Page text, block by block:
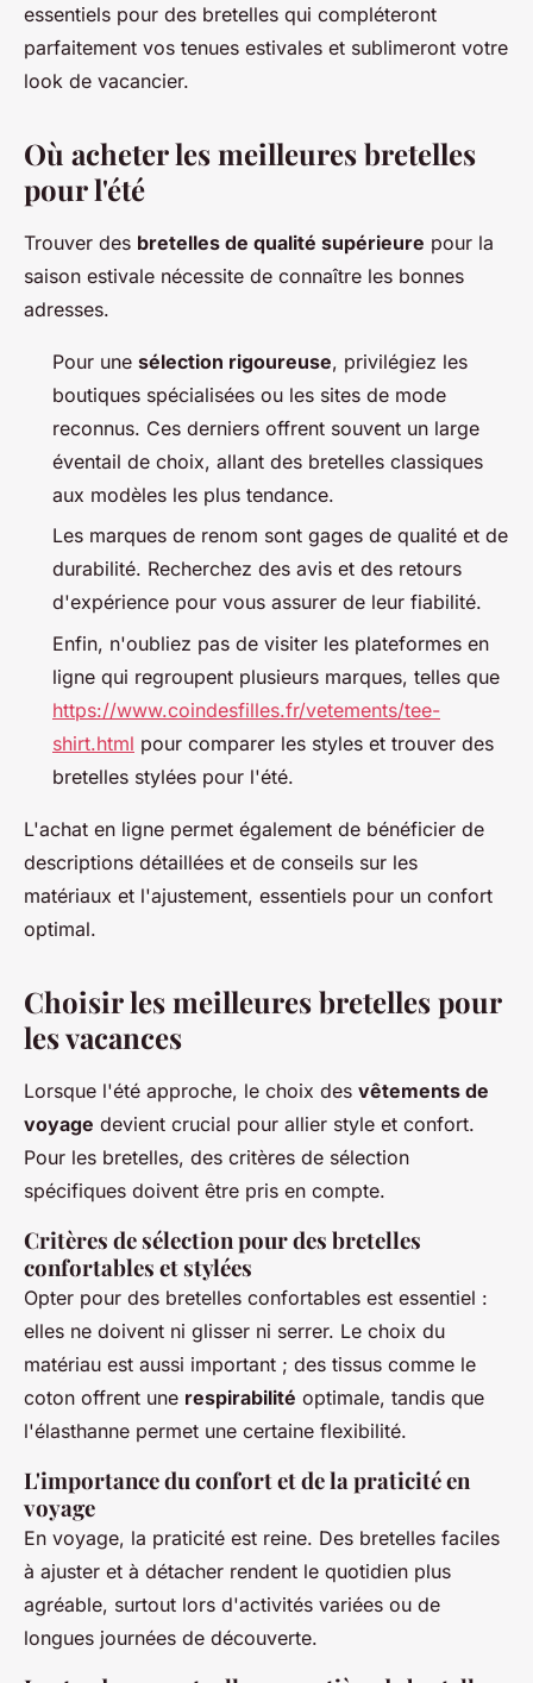
essentiels pour des bretelles qui compléteront
parfaitement vos tenues estivales et sublimeront votre
look de vacancier.
Où acheter les meilleures bretelles
pour l'été
Trouver des bretelles de qualité supérieure pour la
saison estivale nécessite de connaître les bonnes
adresses.
Pour une sélection rigoureuse, privilégiez les
boutiques spécialisées ou les sites de mode
reconnus. Ces derniers offrent souvent un large
éventail de choix, allant des bretelles classiques
aux modèles les plus tendance.
Les marques de renom sont gages de qualité et de
durabilité. Recherchez des avis et des retours
d'expérience pour vous assurer de leur fiabilité.
Enfin, n'oubliez pas de visiter les plateformes en
ligne qui regroupent plusieurs marques, telles que
https://www.coindesfilles.fr/vetements/tee-
shirt.html pour comparer les styles et trouver des
bretelles stylées pour l'été.
L'achat en ligne permet également de bénéficier de
descriptions détaillées et de conseils sur les
matériaux et l'ajustement, essentiels pour un confort
optimal.
Choisir les meilleures bretelles pour
les vacances
Lorsque l'été approche, le choix des vêtements de
voyage devient crucial pour allier style et confort.
Pour les bretelles, des critères de sélection
spécifiques doivent être pris en compte.
Critères de sélection pour des bretelles
confortables et stylées
Opter pour des bretelles confortables est essentiel :
elles ne doivent ni glisser ni serrer. Le choix du
matériau est aussi important ; des tissus comme le
coton offrent une respirabilité optimale, tandis que
l'élasthanne permet une certaine flexibilité.
L'importance du confort et de la praticité en
voyage
En voyage, la praticité est reine. Des bretelles faciles
à ajuster et à détacher rendent le quotidien plus
agréable, surtout lors d'activités variées ou de
longues journées de découverte.